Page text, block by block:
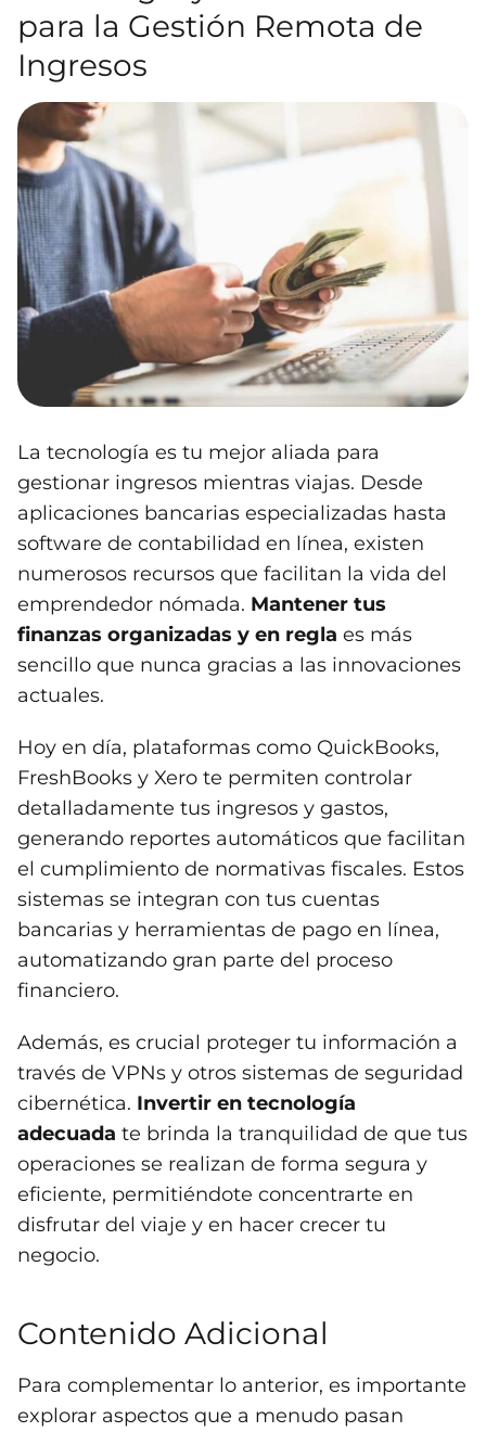
para la Gestión Remota de
Ingresos
La tecnología es tu mejor aliada para
gestionar ingresos mientras viajas. Desde
aplicaciones bancarias especializadas hasta
software de contabilidad en línea, existen
numerosos recursos que facilitan la vida del
emprendedor nómada. Mantener tus
finanzas organizadas y en regla es más
sencillo que nunca gracias a las innovaciones
actuales.
Hoy en día, plataformas como QuickBooks,
FreshBooks y Xero te permiten controlar
detalladamente tus ingresos y gastos,
generando reportes automáticos que facilitan
el cumplimiento de normativas fiscales. Estos
sistemas se integran con tus cuentas
bancarias y herramientas de pago en línea,
automatizando gran parte del proceso
financiero.
Además, es crucial proteger tu información a
través de VPNs y otros sistemas de seguridad
cibernética. Invertir en tecnología
adecuada te brinda la tranquilidad de que tus
operaciones se realizan de forma segura y
eficiente, permitiéndote concentrarte en
disfrutar del viaje y en hacer crecer tu
negocio.
Contenido Adicional
Para complementar lo anterior, es importante
explorar aspectos que a menudo pasan